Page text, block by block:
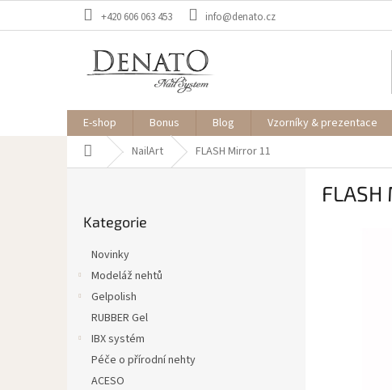
+420 606 063 453 info@denato.cz
E-shop Bonus Blog Vzorníky & prezentace
Domů NailArt FLASH Mirror 11
kategorie
Kategorie
Novinky
Modeláž nehtů
Gelpolish
RUBBER Gel
IBX systém
Péče o přírodní nehty
ACESO
FLASH